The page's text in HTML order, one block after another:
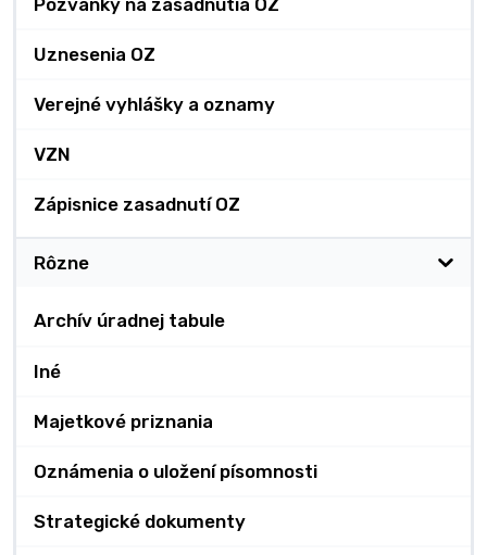
Pozvánky na zasadnutia OZ
Uznesenia OZ
Verejné vyhlášky a oznamy
VZN
Zápisnice zasadnutí OZ
Rôzne
Archív úradnej tabule
Iné
Majetkové priznania
Oznámenia o uložení písomnosti
Strategické dokumenty